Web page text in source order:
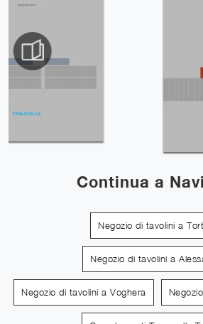
Continua a
Negozio di tavolini a
Negozio di tavolini a
Negozio di tavolini a Voghera